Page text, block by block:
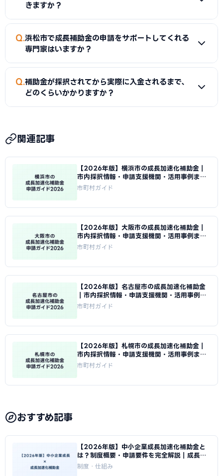
きますか？
A
同一経費への重複申請は禁止されていますが、経費の種類
を分けることで両方の制度を活用できる場合があります。例え
独自補助金を申請するといった方法です。必ず両制度の担当
窓口に事前確認してください。
Q 浜松市で成長補助金の申請をサポートしてくれる
専門家はいますか？
A
浜松市産業部・浜松商工会議所では無料相談を実施してい
ます。また、静岡県のよろず支援拠点でも経営全般の相談が
Q 補助金が採択されてから実際に入金されるまで、
どのくらいかかりますか？
審査を経て入金されるため、IT導入補助金で数ヶ月、ものづ
くり補助金では1年以上かかる場合があります。入金までの間
は自己資金または静岡県の制度融資（信用保証協会の保証付
き融資）を組み合わせた資金計画が必要です。
関連記事
【2026年版】横浜市の成長加速化補助金｜
市内採択情報・申請支援機関・活用事例まと
め｜成長加速化補助金ナビ
市町村ガイド
【2026年版】大阪市の成長加速化補助金｜
市内採択情報・申請支援機関・活用事例まと
め｜成長加速化補助金ナビ
市町村ガイド
【2026年版】名古屋市の成長加速化補助金
｜市内採択情報・申請支援機関・活用事例ま
とめ｜成長加速化補助金ナビ
市町村ガイド
【2026年版】札幌市の成長加速化補助金｜
市内採択情報・申請支援機関・活用事例まと
め｜成長加速化補助金ナビ
市町村ガイド
おすすめ記事
【2026年版】中小企業成長加速化補助金と
は？制度概要・申請要件を完全解説｜成長加
速化補助金ナビ
制度・仕組み